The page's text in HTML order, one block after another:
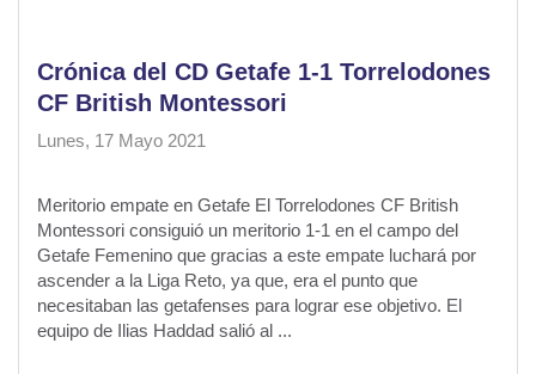
Crónica del CD Getafe 1-1 Torrelodones
CF British Montessori
Lunes, 17 Mayo 2021
Meritorio empate en Getafe El Torrelodones CF British
Montessori consiguió un meritorio 1-1 en el campo del
Getafe Femenino que gracias a este empate luchará por
ascender a la Liga Reto, ya que, era el punto que
necesitaban las getafenses para lograr ese objetivo. El
equipo de Ilias Haddad salió al ...